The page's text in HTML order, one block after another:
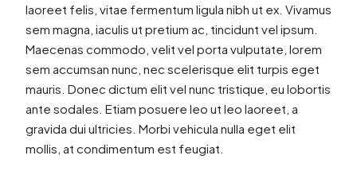
laoreet felis, vitae fermentum ligula nibh ut ex. Vivamus
sem magna, iaculis ut pretium ac, tincidunt vel ipsum.
Maecenas commodo, velit vel porta vulputate, lorem
sem accumsan nunc, nec scelerisque elit turpis eget
mauris. Donec dictum elit vel nunc tristique, eu lobortis
ante sodales. Etiam posuere leo ut leo laoreet, a
gravida dui ultricies. Morbi vehicula nulla eget elit
mollis, at condimentum est feugiat.